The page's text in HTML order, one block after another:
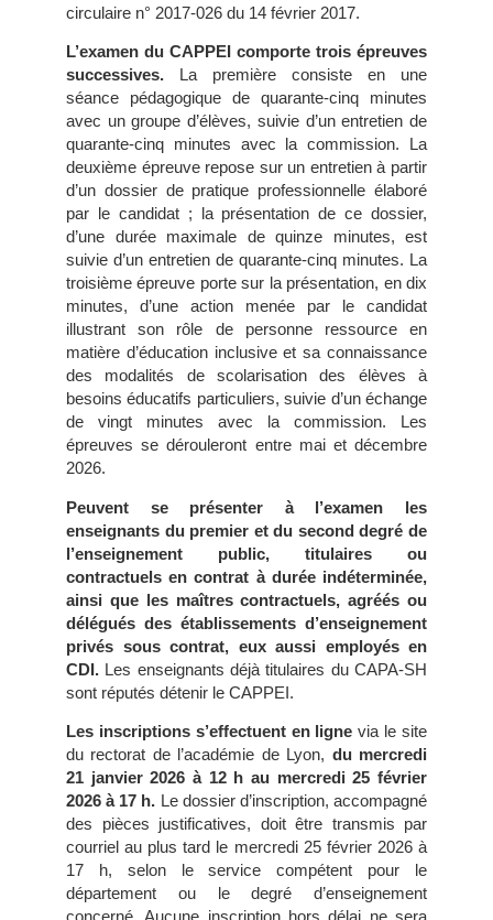
circulaire n° 2017-026 du 14 février 2017.
L’examen du CAPPEI comporte trois épreuves
successives. La première consiste en une
séance pédagogique de quarante-cinq minutes
avec un groupe d’élèves, suivie d’un entretien de
quarante-cinq minutes avec la commission. La
deuxième épreuve repose sur un entretien à partir
d’un dossier de pratique professionnelle élaboré
par le candidat ; la présentation de ce dossier,
d’une durée maximale de quinze minutes, est
suivie d’un entretien de quarante-cinq minutes. La
troisième épreuve porte sur la présentation, en dix
minutes, d’une action menée par le candidat
illustrant son rôle de personne ressource en
matière d’éducation inclusive et sa connaissance
des modalités de scolarisation des élèves à
besoins éducatifs particuliers, suivie d’un échange
de vingt minutes avec la commission. Les
épreuves se dérouleront entre mai et décembre
2026.
Peuvent se présenter à l’examen les
enseignants du premier et du second degré de
l’enseignement public, titulaires ou
contractuels en contrat à durée indéterminée,
ainsi que les maîtres contractuels, agréés ou
délégués des établissements d’enseignement
privés sous contrat, eux aussi employés en
CDI. Les enseignants déjà titulaires du CAPA-SH
sont réputés détenir le CAPPEI.
Les inscriptions s’effectuent en ligne via le site
du rectorat de l’académie de Lyon, du mercredi
21 janvier 2026 à 12 h au mercredi 25 février
2026 à 17 h. Le dossier d’inscription, accompagné
des pièces justificatives, doit être transmis par
courriel au plus tard le mercredi 25 février 2026 à
17 h, selon le service compétent pour le
département ou le degré d’enseignement